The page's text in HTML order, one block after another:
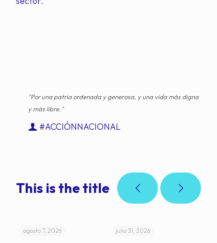
"Por una patria ordenada y generosa, y una vida más digna
y más libre."
#ACCIÓNNACIONAL
This is the title
agosto 7, 2026 julio 31, 2026